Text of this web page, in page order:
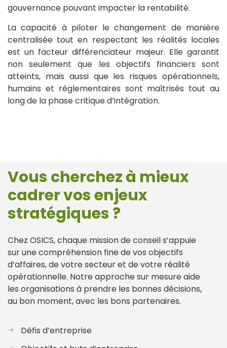
gouvernance pouvant impacter la rentabilité.
La capacité à piloter le changement de manière
centralisée tout en respectant les réalités locales
est un facteur différenciateur majeur. Elle garantit
non seulement que les objectifs financiers sont
atteints, mais aussi que les risques opérationnels,
humains et réglementaires sont maîtrisés tout au
long de la phase critique d’intégration.
Vous cherchez à mieux
cadrer vos enjeux
stratégiques ?
Chez OSICS, chaque mission de conseil s’appuie
sur une compréhension fine de vos objectifs
d’affaires, de votre secteur et de votre réalité
opérationnelle. Notre approche sur mesure aide
les organisations à prendre les bonnes décisions,
au bon moment, avec les bons partenaires.
Défis d’entreprise